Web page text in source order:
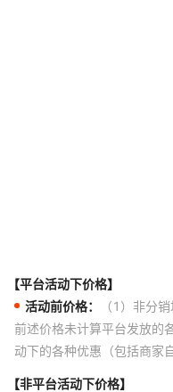
【平台活动下价格】
活动前价格：
（1）非分
前述价格未计算平台发放的
动下的各种优惠（包括商家
【非平台活动下价格】